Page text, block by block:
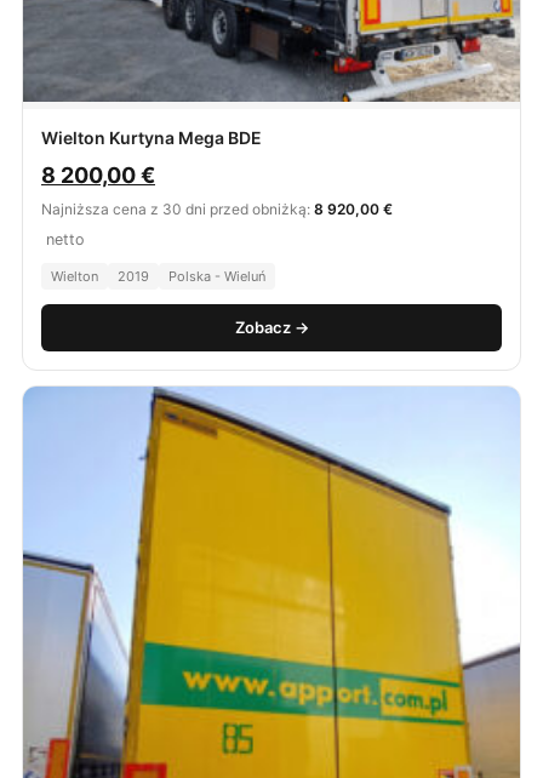
Wielton Kurtyna Mega BDE
8 200,00€
Najniższa cena z 30 dni przed obniżką: 8 920,00 €
netto
Wielton 2019 Polska - Wieluń
Zobacz →